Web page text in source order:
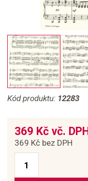
Kód produktu: 12283
369 Kč vč. DPH
369 Kč bez DPH